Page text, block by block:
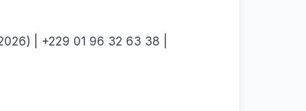
| +229 01 96 32 63 38 |